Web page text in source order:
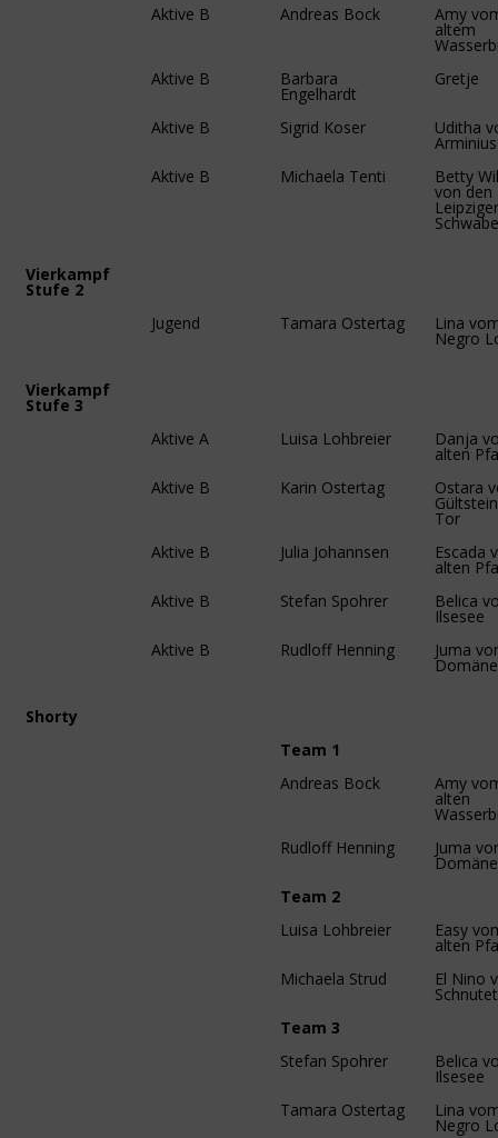
Aktive B Andreas Bock Amy
altem
Aktive B
Barbara
Engelhardt
Gretje
Aktive B Sigrid Koser Uditha
Arminius
Aktive B
Michaela Tenti Betty
von den
Leipziger
Vierkampf
Stufe 2
Jugend
Tamara Ostertag Lina
Negro
Vierkampf
Stufe 3
Aktive A
Luisa Lohbreier Danja
alten
Aktive B
Karin Ostertag Ostara
Tor
Aktive B
Julia Johannsen Escada
alten
Aktive B
Stefan Spohrer Belica
Ilsesee
Aktive B
Rudloff Henning Juma
Shorty
Team 1
Andreas Bock
Amy
alten
Rudloff Henning
Juma
Team 2
Luisa Lohbreier
Easy
alten
Michaela Strud
El Nino
Team 3
Stefan Spohrer
Belica
Ilsesee
Tamara Ostertag
Lina
Negro